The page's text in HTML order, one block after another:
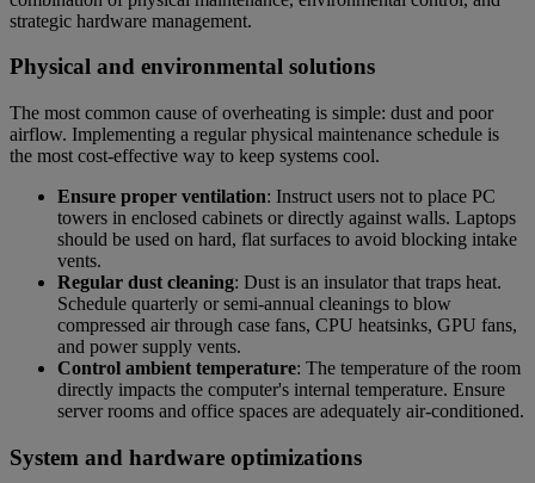
strategic hardware management.
Physical and environmental solutions
The most common cause of overheating is simple: dust and poor
airflow. Implementing a regular physical maintenance schedule is
the most cost-effective way to keep systems cool.
Ensure proper ventilation: Instruct users not to place PC
towers in enclosed cabinets or directly against walls. Laptops
should be used on hard, flat surfaces to avoid blocking intake
vents.
Regular dust cleaning: Dust is an insulator that traps heat.
Schedule quarterly or semi-annual cleanings to blow
compressed air through case fans, CPU heatsinks, GPU fans,
and power supply vents.
Control ambient temperature: The temperature of the room
directly impacts the computer's internal temperature. Ensure
server rooms and office spaces are adequately air-conditioned.
System and hardware optimizations